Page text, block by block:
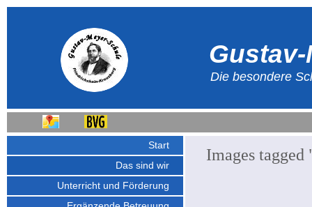
Start
Das sind wir
Unterricht und Förderung
Die besondere
Images